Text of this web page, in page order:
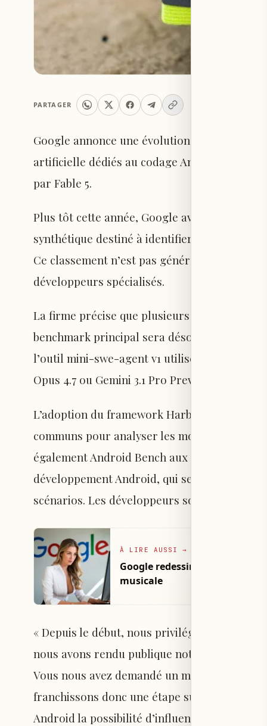
PARTAGER
Google annonce une évolution dans sa
artificielle dédiés au codage Android, après
par Fable 5.
Plus tôt cette année, Google avait lancé «
synthétique destiné à identifier les meilleurs
Ce classement n’est pas généraliste, mais il
développeurs spécialisés.
La firme précise que plusieurs modifications
benchmark principal sera désormais basé
l’outil mini-swe-agent v1 utilisé jusqu’à
Opus 4.7 ou Gemini 3.1 Pro Preview.
L’adoption du framework Harbor permettra
communs pour analyser les modèles d’IA
également Android Bench aux utilisateurs
développement Android, qui serviront à
scénarios. Les développeurs sont invités à
À LIRE AUSSI →
Google redessine sa
musicale
« Depuis le début, nous privilégions une
nous avons rendu publique notre
Vous nous avez demandé un moyen de
franchissons donc une étape
Android la possibilité d’influencer Android